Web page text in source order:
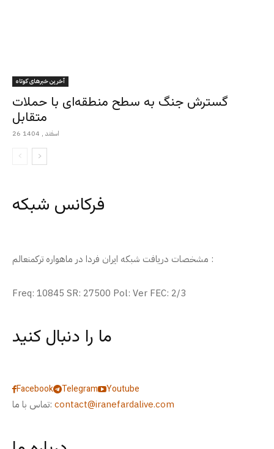
آخرین خبرهای کوتاه
گسترش جنگ به سطح منطقه‌ای با حملات
متقابل
26 اسفند , 1404
فرکانس شبکه
مشخصات دریافت شبکه ایران فردا در ماهواره ترکمنعالم :
Freq: 10845 SR: 27500 Pol: Ver FEC: 2/3
ما را دنبال کنید
Facebook Telegram
Youtube
تماس با ما: contact@iranefardalive.com